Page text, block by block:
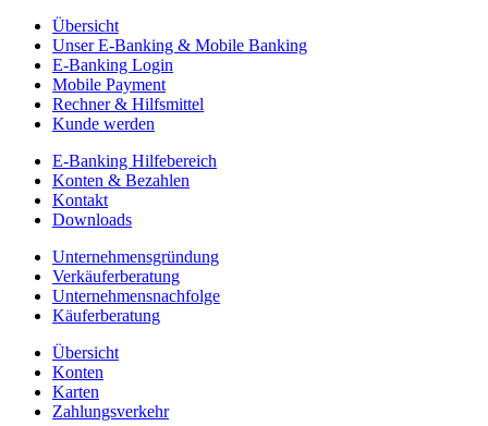
Übersicht
Unser E-Banking & Mobile Banking
E-Banking Login
Mobile Payment
Rechner & Hilfsmittel
Kunde werden
E-Banking Hilfebereich
Konten & Bezahlen
Kontakt
Downloads
Unternehmensgründung
Verkäuferberatung
Unternehmensnachfolge
Käuferberatung
Übersicht
Konten
Karten
Zahlungsverkehr